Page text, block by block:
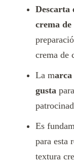
Descarta
crema de
crema de
La marca
gusta
Es
para esta
textura